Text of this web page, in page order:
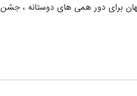
برای دور همی های دوستانه ، جشن